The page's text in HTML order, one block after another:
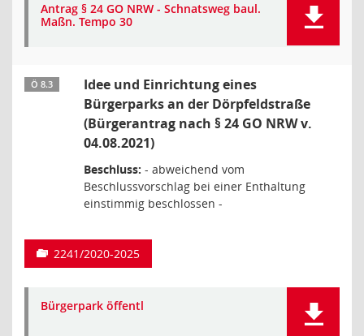
Antrag § 24 GO NRW - Schnatsweg baul.
Maßn. Tempo 30
Ö 8.3
Idee und Einrichtung eines
Bürgerparks an der Dörpfeldstraße
(Bürgerantrag nach § 24 GO NRW v.
04.08.2021)
Beschluss: - abweichend vom
Beschlussvorschlag bei einer Enthaltung
einstimmig beschlossen -
2241/2020-2025
Bürgerpark öffentl